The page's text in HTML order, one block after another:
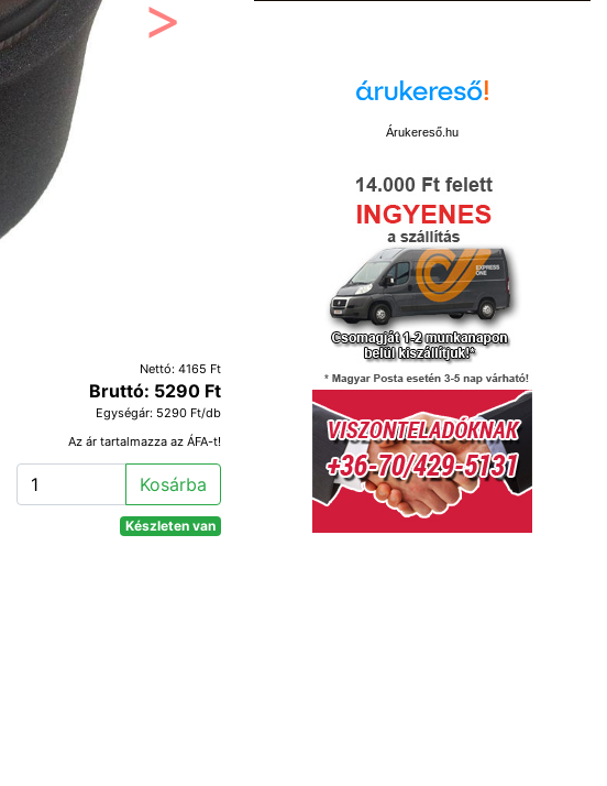
Nettó: 4165 Ft
Bruttó: 5290 Ft
Egységár: 5290 Ft/db
Az ár tartalmazza az ÁFA-t!
Kosárba
Készleten van
Árukereső.hu